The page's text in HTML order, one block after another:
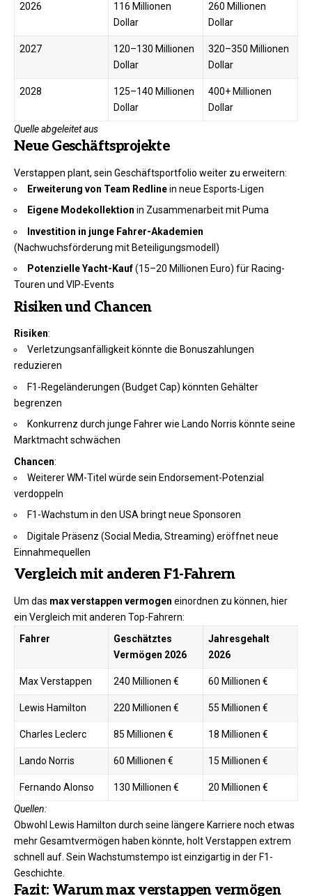
2026
116 Millionen
Dollar
260 Millionen
Dollar
2027
120–130 Millionen
Dollar
320–350 Millionen
Dollar
2028
125–140 Millionen
Dollar
400+ Millionen
Dollar
Quelle abgeleitet aus
Neue Geschäftsprojekte
Verstappen plant, sein Geschäftsportfolio weiter zu erweitern:
Erweiterung von Team Redlinein neue Esports-Ligen
Eigene Modekollektion in Zusammenarbeit mit Puma
Investition in junge Fahrer-Akademien
(Nachwuchsförderung mit Beteiligungsmodell)
Potenzielle Yacht-Kauf(15–20 Millionen Euro) für Racing-
Touren und VIP-Events
Risiken und Chancen
Risiken:
Verletzungsanfälligkeit könnte die Bonuszahlungen
reduzieren
F1-Regeländerungen (Budget Cap) könnten Gehälter
begrenzen
Konkurrenz durch junge Fahrer wie Lando Norris könnte seine
Marktmacht schwächen
Chancen:
Weiterer WM-Titel würde sein Endorsement-Potenzial
verdoppeln
F1-Wachstum in den USA bringt neue Sponsoren
Digitale Präsenz (Social Media, Streaming) eröffnet neue
Einnahmequellen
Vergleich mit anderen F1-Fahrern
Um das max verstappen vermogen einordnen zu können, hier
ein Vergleich mit anderen Top-Fahrern:
Fahrer
Geschätztes
Vermögen 2026
Jahresgehalt
2026
Max Verstappen 240 Millionen € 60 Millionen €
Lewis Hamilton 220 Millionen € 55 Millionen €
Charles Leclerc 85 Millionen € 18 Millionen €
Lando Norris 60 Millionen € 15 Millionen €
Fernando Alonso 130 Millionen €
20 Millionen €
Quellen:
Obwohl Lewis Hamilton durch seine längere Karriere noch etwas
mehr Gesamtvermögen haben könnte, holt Verstappen extrem
schnell auf. Sein Wachstumstempo ist einzigartig in der F1-
Geschichte.
Fazit: Warum max verstappen vermögen